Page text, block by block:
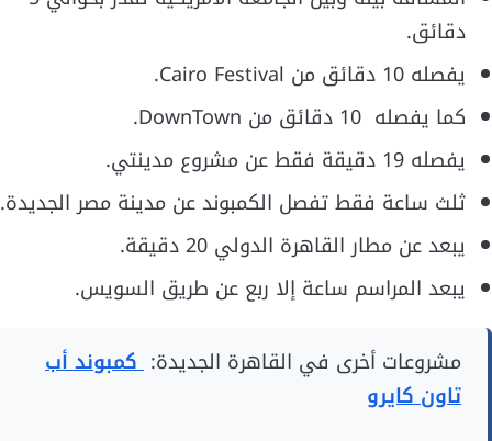
دقائق.
يفصله 10 دقائق من Cairo Festival.
كما يفصله 10 دقائق من DownTown.
يفصله 19 دقيقة فقط عن مشروع مدينتي.
ثلث ساعة فقط تفصل الكمبوند عن مدينة مصر الجديدة.
يبعد عن مطار القاهرة الدولي 20 دقيقة.
يبعد المراسم ساعة إلا ربع عن طريق السويس.
مشروعات أخرى في القاهرة الجديدة: كمبوند أب
تاون كايرو